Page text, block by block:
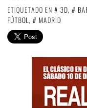
ETIQUETADO EN
3D,
FÚTBOL, MADRID